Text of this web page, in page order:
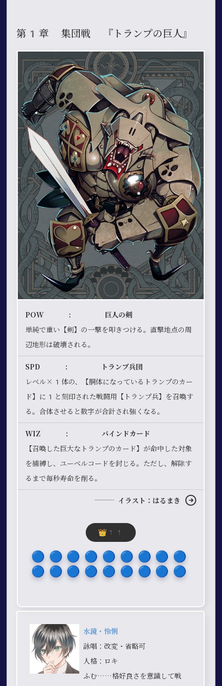
第1章 集団戦 『トランプの巨人』
POW : 巨人の剣
単純で重い【剣】の一撃を叩きつける。直撃地点の周
辺地形は破壊される。
SPD : トランプ兵団
レベル×1体の、【胴体になっているトランプのカー
ド】に1と刻印された戦闘用【トランプ兵】を召喚す
る。合体させると数字が合計され強くなる。
WIZ : バインドカード
【召喚した巨大なトランプのカード】が命中した対象
を捕縛し、ユーベルコードを封じる。ただし、解除す
るまで毎秒寿命を削る。
イラスト：はるまき
👑11
🔵​🔵​🔵​🔵​🔵​🔵​🔵​🔵​🔵​
🔵​🔵​🔵​🔵​🔵​🔵​🔵​🔵​🔵​
水鏡・怜悧
詠唱：改変・省略可
人格：ロキ
ふむ……格好良さを意識して戦